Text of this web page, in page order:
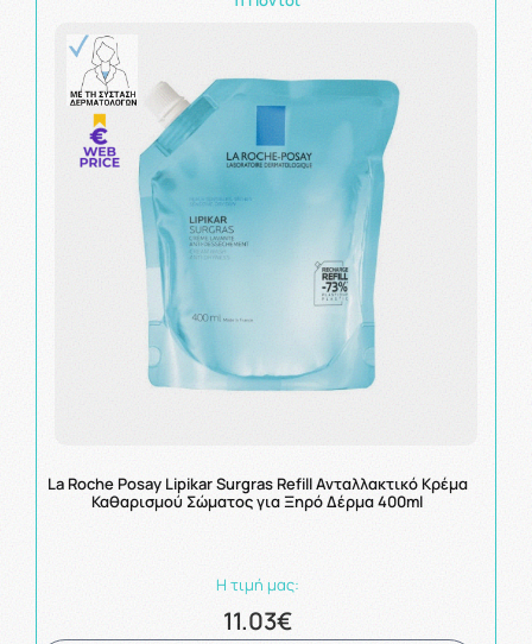
La Roche Posay Lipikar Surgras Refill Ανταλλακτικό Κρέμα
Καθαρισμού Σώματος για Ξηρό Δέρμα 400ml
Η τιμή μας:
11.03€